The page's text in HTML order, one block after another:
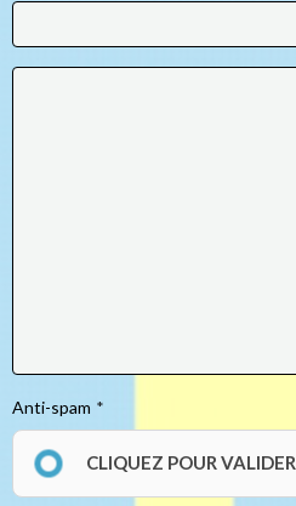
Anti-spam
CLIQUEZ POUR VALIDER